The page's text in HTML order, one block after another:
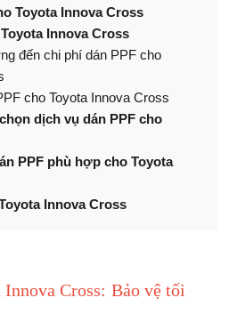
Toyota Innova Cross
Innova Cross
đến chi phí dán PPF cho
cho Toyota Innova Cross
dịch vụ dán PPF cho
PPF phù hợp cho Toyota
Innova Cross
Innova Cross: Bảo vệ tối